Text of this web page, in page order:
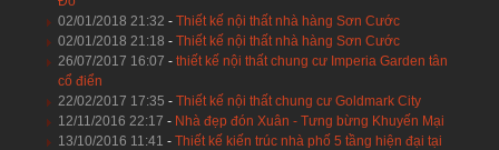
02/01/2018 21:32 - Thiết kế nội thất nhà hàng Sơn Cước
02/01/2018 21:18 - Thiết kế nội thất nhà hàng Sơn Cước
26/07/2017 16:07 - thiết kế nội thất chung cư Imperia Garden tân
cổ điển
22/02/2017 17:35 - Thiết kế nội thất chung cư Goldmark City
12/11/2016 22:17 - Nhà đẹp đón Xuân - Tưng bừng Khuyến Mại
13/10/2016 11:41 - Thiết kế kiến trúc nhà phố 5 tầng hiện đại tại